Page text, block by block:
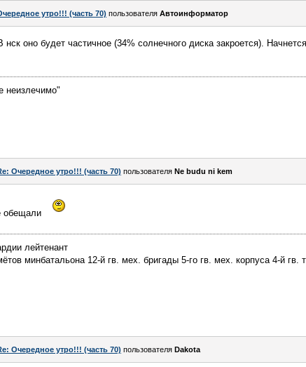
утро!!! (часть 70) пользователя Автоинформатор
оно будет частичное (34% солнечного диска закроется).
неизлечимо"
Очередное утро!!! (часть 70) пользователя Ne budu ni kem
обещали
лейтенант
минбатальона 12-й гв. мех. бригады 5-го гв. мех. корпуса 4-й гв.
Очередное утро!!! (часть 70) пользователя Dаkota